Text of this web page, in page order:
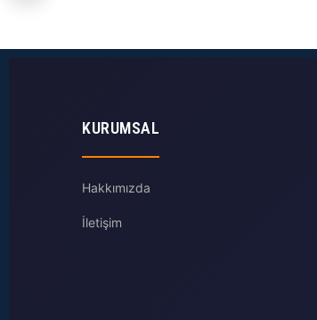
KURUMSAL
Hakkımızda
İletişim